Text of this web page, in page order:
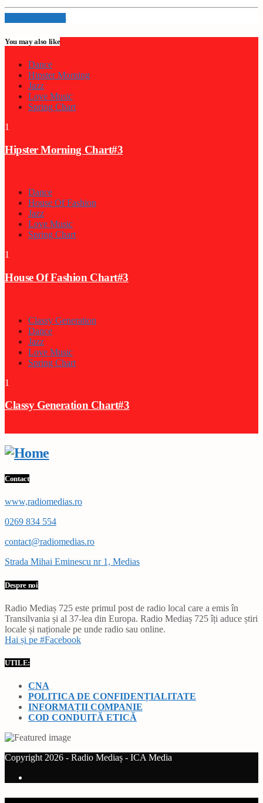
Info and episodes
You may also like
Dance
Hipster Morning
Jazz
Love Music
Spring Chart
1
Hipster Morning Chart#3
Dance
House Of Fashion
Jazz
Love Music
Spring Chart
1
House Of Fashion Chart#3
Classy Generation
Dance
Jazz
Love Music
Spring Chart
1
Classy Generation Chart#3
Contact
www,radiomedias.ro
0269 834 554
contact@radiomedias.ro
Strada Mihai Eminescu nr 1, Medias
Despre noi
Radio Mediaș 725 este primul post de radio local care a emis în
Transilvania și al 37-lea din Europa. Radio Mediaș 725 îți aduce știri
locale și naționale pe unde radio sau online.
Hai și pe #Facebook
UTILE:
CNA
POLITICA DE CONFIDENȚIALITATE
INFORMAȚII COMPANIE
COD CONDUITĂ ETICĂ
Copyright 2026 - Radio Mediaș - ICA Media